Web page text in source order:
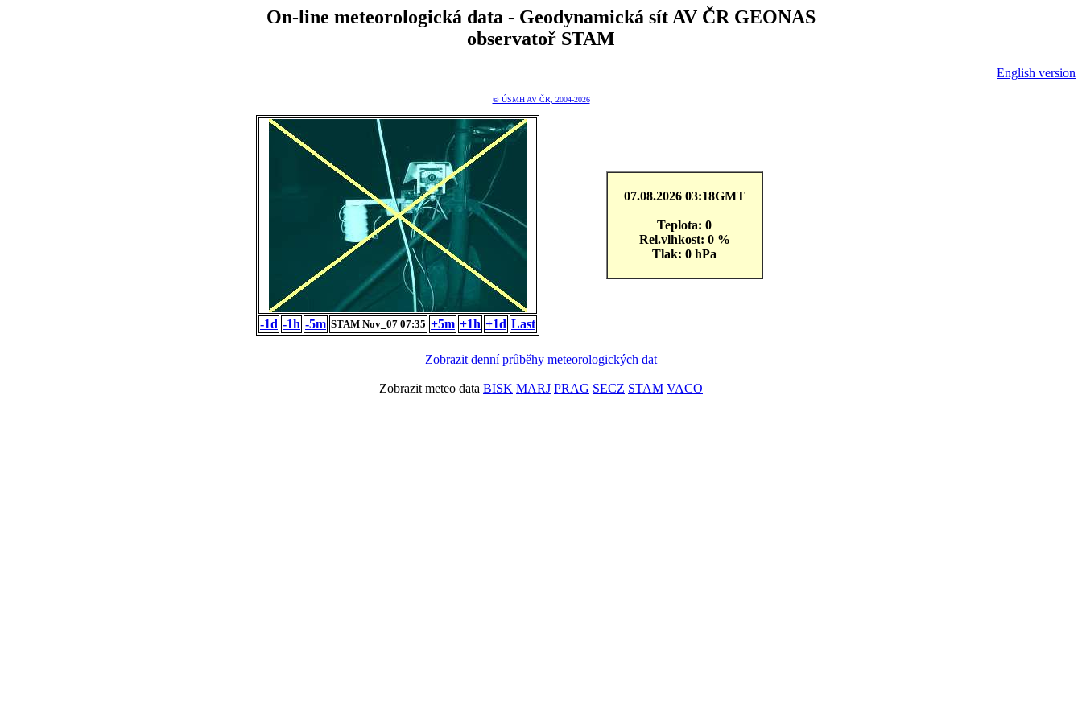
On-line meteorologická data - Geodynamická sít AV ČR GEONAS
observatoř STAM
English version
© ÚSMH AV ČR, 2004-2026
-1d -1h -5m STAM Nov_07 07:35 +5m +1h +1d Last
07.08.2026 03:18GMT
Teplota: 0
Rel.vlhkost: 0 %
Tlak: 0 hPa
Zobrazit denní průběhy meteorologických dat
Zobrazit meteo data BISK MARJ PRAG SECZ STAM VACO